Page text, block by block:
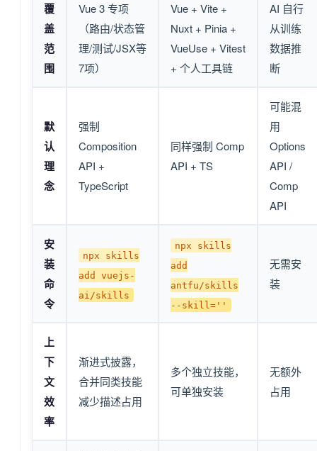
覆
盖
范
围
Vue 3 专项
（路由/状态管
理/测试/JSX等
7项）
Vue + Vite +
Nuxt + Pinia +
VueUse + Vitest
+ 个人工具链
AI 自行
从训练
数据推
断
默
认
理
念
强制
Composition
API +
TypeScript
同样强制 Comp
API + TS
可能混
用
Options
API /
Comp
API
安
装
命
令
npx skills
add vuejs-
ai/skills
npx skills
add
antfu/skills
--skill=''
无需安
装
上
下
文
效
率
渐进式披露，
合并同类技能
减少描述占用
多个独立技能，
可单独安装
无额外
占用